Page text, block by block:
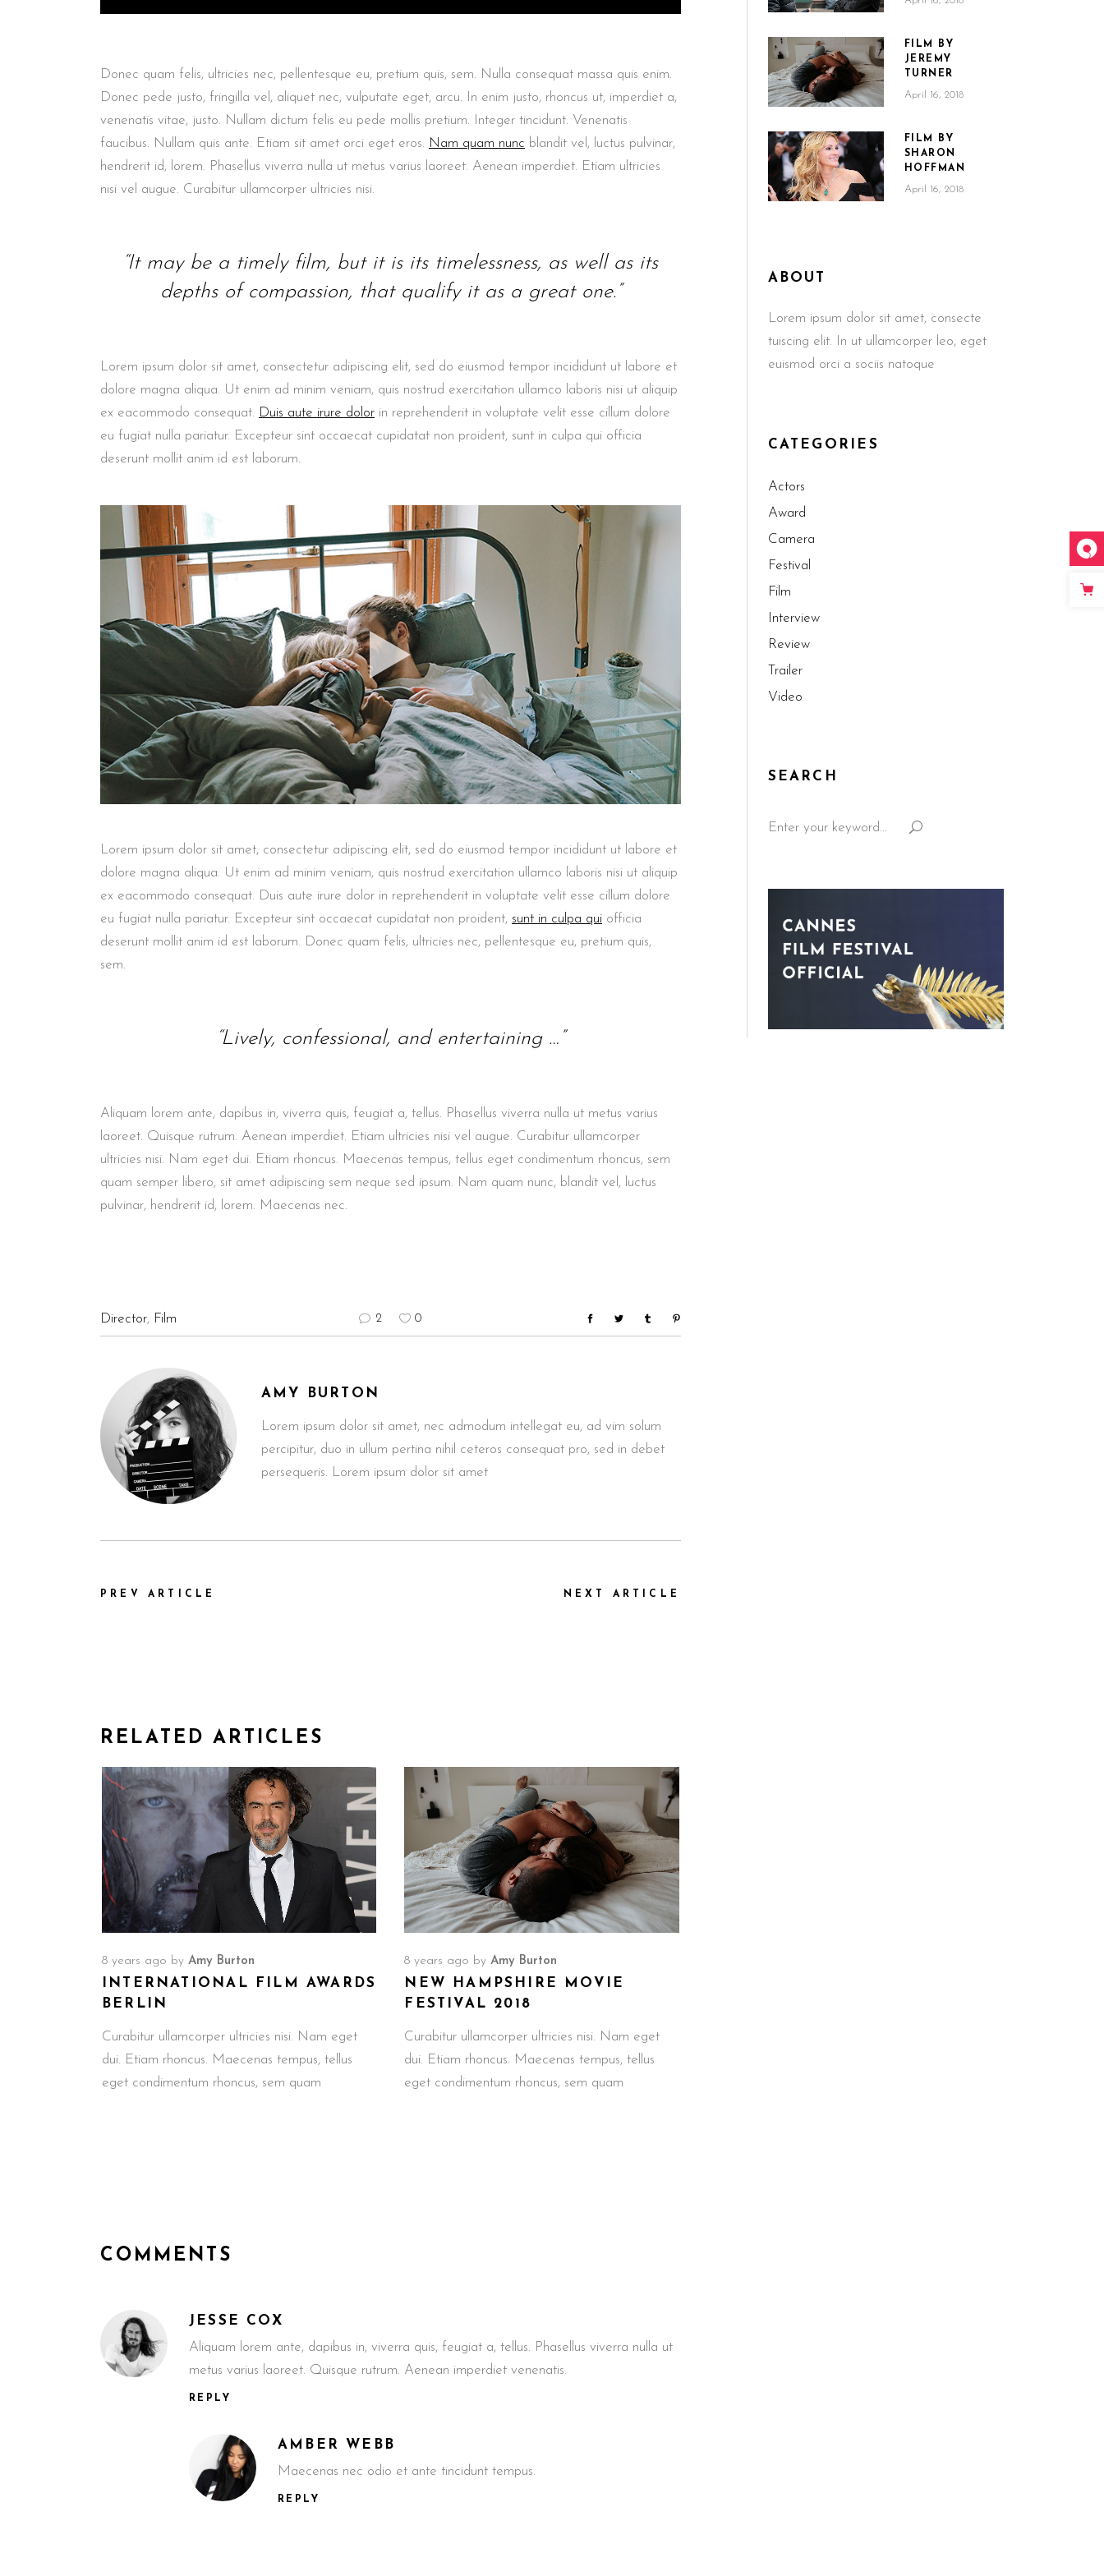
Donec quam felis, ultricies nec, pellentesque eu, pretium quis, sem. Nulla consequat massa quis enim.
Donec pede justo, fringilla vel, aliquet nec, vulputate eget, arcu. In enim justo, rhoncus ut, imperdiet a,
venenatis vitae, justo. Nullam dictum felis eu pede mollis pretium. Integer tincidunt. Venenatis
faucibus. Nullam quis ante. Etiam sit amet orci eget eros. Nam quam nunc blandit vel, luctus pulvinar,
hendrerit id, lorem. Phasellus viverra nulla ut metus varius laoreet. Aenean imperdiet. Etiam ultricies
nisi vel augue. Curabitur ullamcorper ultricies nisi.
“It may be a timely film, but it is its timelessness, as well as its
depths of compassion, that qualify it as a great one.”
Lorem ipsum dolor sit amet, consectetur adipiscing elit, sed do eiusmod tempor incididunt ut labore et
dolore magna aliqua. Ut enim ad minim veniam, quis nostrud exercitation ullamco laboris nisi ut aliquip
ex eacommodo consequat. Duis aute irure dolor in reprehenderit in voluptate velit esse cillum dolore
eu fugiat nulla pariatur. Excepteur sint occaecat cupidatat non proident, sunt in culpa qui officia
deserunt mollit anim id est laborum.
Lorem ipsum dolor sit amet, consectetur adipiscing elit, sed do eiusmod tempor incididunt ut labore et
dolore magna aliqua. Ut enim ad minim veniam, quis nostrud exercitation ullamco laboris nisi ut aliquip
ex eacommodo consequat. Duis aute irure dolor in reprehenderit in voluptate velit esse cillum dolore
eu fugiat nulla pariatur. Excepteur sint occaecat cupidatat non proident, sunt in culpa qui officia
deserunt mollit anim id est laborum. Donec quam felis, ultricies nec, pellentesque eu, pretium quis,
sem.
“Lively, confessional, and entertaining …”
Aliquam lorem ante, dapibus in, viverra quis, feugiat a, tellus. Phasellus viverra nulla ut metus varius
laoreet. Quisque rutrum. Aenean imperdiet. Etiam ultricies nisi vel augue. Curabitur ullamcorper
ultricies nisi. Nam eget dui. Etiam rhoncus. Maecenas tempus, tellus eget condimentum rhoncus, sem
quam semper libero, sit amet adipiscing sem neque sed ipsum. Nam quam nunc, blandit vel, luctus
pulvinar, hendrerit id, lorem. Maecenas nec.
Director, Film 2 0
AMY BURTON
Lorem ipsum dolor sit amet, nec admodum intellegat eu, ad vim solum
percipitur, duo in ullum pertina nihil ceteros consequat pro, sed in debet
persequeris. Lorem ipsum dolor sit amet
PREV ARTICLE NEXT ARTICLE
RELATED ARTICLES
8 years ago by Amy Burton
INTERNATIONAL FILM AWARDS
BERLIN
Curabitur ullamcorper ultricies nisi. Nam eget
dui. Etiam rhoncus. Maecenas tempus, tellus
eget condimentum rhoncus, sem quam
8 years ago byAmy Burton
NEW HAMPSHIRE MOVIE
FESTIVAL 2018
Curabitur ullamcorper ultricies nisi. Nam eget
dui. Etiam rhoncus. Maecenas tempus, tellus
eget condimentum rhoncus, sem quam
COMMENTS
JESSE COX
Aliquam lorem ante, dapibus in, viverra quis, feugiat a, tellus. Phasellus viverra nulla ut
metus varius laoreet. Quisque rutrum. Aenean imperdiet venenatis.
REPLY
AMBER WEBB
Maecenas nec odio et ante tincidunt tempus.
REPLY
FILM BY
JEREMY
TURNER
April 16, 2018
FILM BY
SHARON
HOFFMAN
April 16, 2018
ABOUT
Lorem ipsum dolor sit amet, consecte
tuiscing elit. In ut ullamcorper leo, eget
euismod orci a sociis natoque
CATEGORIES
Actors
Award
Camera
Festival
Film
Interview
Review
Trailer
Video
SEARCH